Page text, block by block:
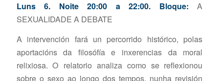
Luns 6. Noite 20:00 a 22:00. Bloque:A
SEXUALIDADE A DEBATE
A intervención fará un percorrido histórico, polas
aportacións da filosófía e inxerencias da moral
relixiosa. O relatorio analiza como se reflexionou
sobre o sexo ao longo dos tempos, nunha revisión